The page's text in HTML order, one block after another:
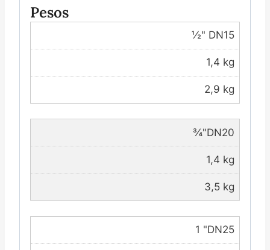
Pesos
½" DN15
1,4 kg
2,9 kg
¾"DN20
1,4 kg
3,5 kg
1 "DN25